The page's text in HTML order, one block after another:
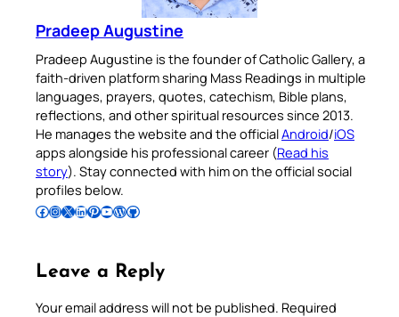
Pradeep Augustine
Pradeep Augustine is the founder of Catholic Gallery, a
faith-driven platform sharing Mass Readings in multiple
languages, prayers, quotes, catechism, Bible plans,
reflections, and other spiritual resources since 2013.
He manages the website and the officialAndroid/iOS
apps alongside his professional career (Read his
story). Stay connected with him on the official social
profiles below.
Follow Pradeep on Facebook Follow Pradeep on InstagramFollow Pradeep on X Follow Pradeep on LinkedIn Follow Pradeep on Pinterest Subscribe to Pradeep’s Youtube Channel Follow Pradeep on WordPress Follow Pradeep on GitHub
Leave a Reply
Your email address will not be published. Required